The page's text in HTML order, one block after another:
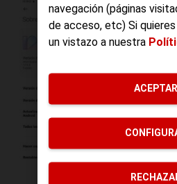
Conociendo el
navegación (páginas
de acceso, etc) Si
un vistazo a nuestra
ACEPTAR